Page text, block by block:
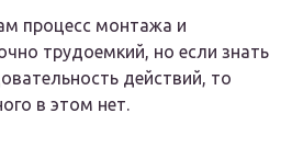
процесс монтажа и
трудоемкий, но если знать
действий, то
в этом нет.